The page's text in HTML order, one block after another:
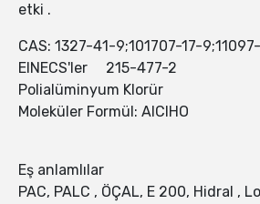
etki .
CAS: 1327-41-9;101707-17-
EINECS'ler 215-477-2
Polialüminyum Klorür
Moleküler Formül: AlClHO
Eş anlamlılar
PAC, PALC , ÖÇAL, E 200, Hidral ,